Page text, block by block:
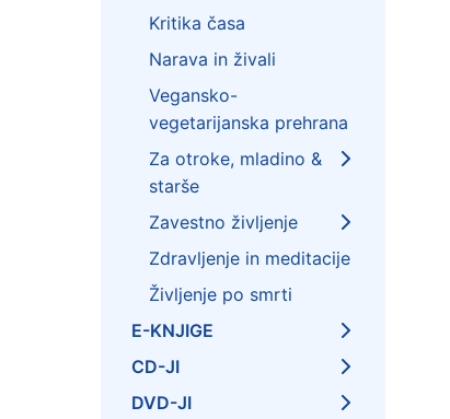
Kritika časa
Narava in živali
Vegansko-
vegetarijanska prehrana
Za otroke, mladino &
starše
Zavestno življenje
Zdravljenje in meditacije
Življenje po smrti
E-KNJIGE
CD-JI
DVD-JI